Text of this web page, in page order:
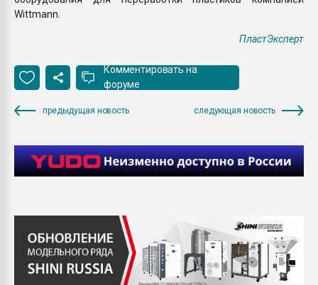
Wittmann.
ПластЭксперт
Комментировать на
форуме
предыдущая новость следующая новость